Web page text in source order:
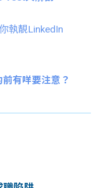
執靚LinkedIn
前有咩要注意？